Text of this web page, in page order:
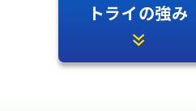
トライの強み